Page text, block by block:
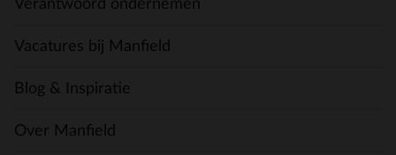
Verantwoord ondernemen
Vacatures bij Manfield
Blog & Inspiratie
Over Manfield